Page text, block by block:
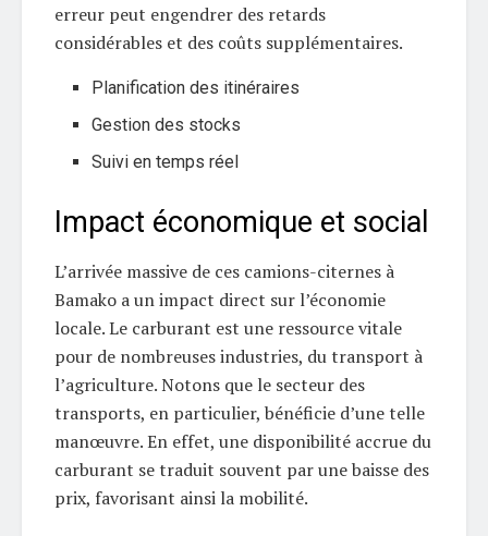
erreur peut engendrer des retards
considérables et des coûts supplémentaires.
Planification des itinéraires
Gestion des stocks
Suivi en temps réel
Impact économique et social
L’arrivée massive de ces camions-citernes à
Bamako a un impact direct sur l’économie
locale. Le carburant est une ressource vitale
pour de nombreuses industries, du transport à
l’agriculture. Notons que le secteur des
transports, en particulier, bénéficie d’une telle
manœuvre. En effet, une disponibilité accrue du
carburant se traduit souvent par une baisse des
prix, favorisant ainsi la mobilité.